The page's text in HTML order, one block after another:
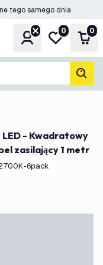
tego samego dnia
KontoMoja lista
0 0
zasilający 1 metr
6pack